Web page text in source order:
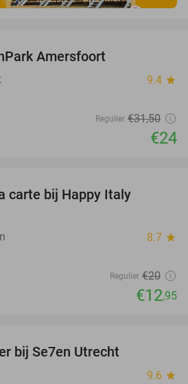
Amersfoort
9.4 star
Regulier €31,50
€24
carte bij Happy Italy
8.7 star
Regulier €20
€12,95
bij Se7en Utrecht
9.6 star